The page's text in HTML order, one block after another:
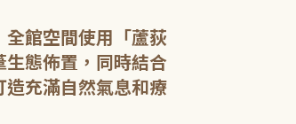
館空間使用「蘆荻
生態佈置，同時結合
充滿自然氣息和療